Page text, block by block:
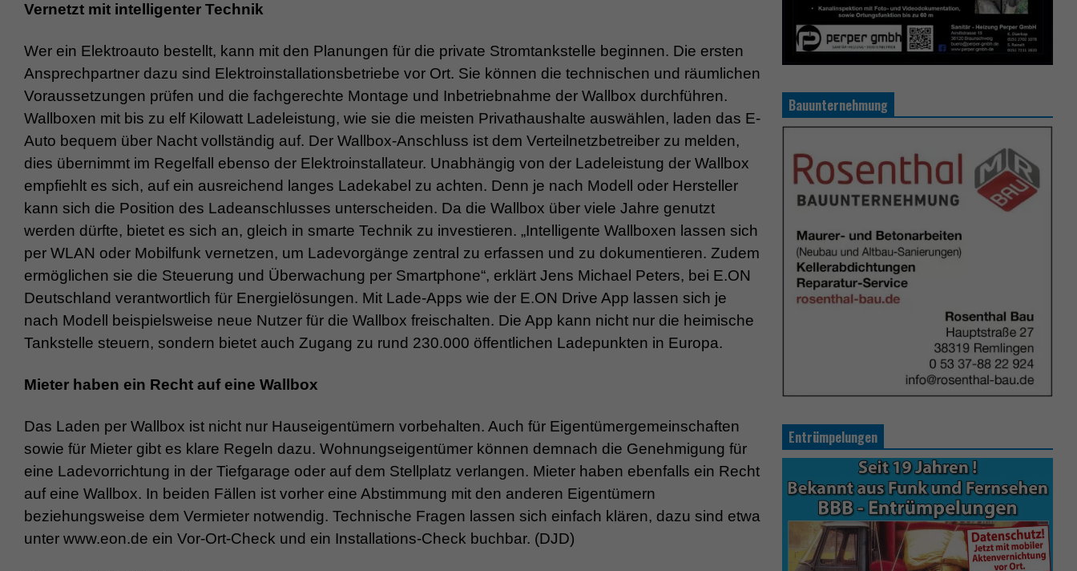
Vernetzt mit intelligenter Technik
Wer ein Elektroauto bestellt, kann mit den Planungen für die private Stromtankstelle beginnen. Die ersten
Ansprechpartner dazu sind Elektroinstallationsbetriebe vor Ort. Sie können die technischen und räumlichen
Voraussetzungen prüfen und die fachgerechte Montage und Inbetriebnahme der Wallbox durchführen.
Wallboxen mit bis zu elf Kilowatt Ladeleistung, wie sie die meisten Privathaushalte auswählen, laden das E-
Auto bequem über Nacht vollständig auf. Der Wallbox-Anschluss ist dem Verteilnetzbetreiber zu melden,
dies übernimmt im Regelfall ebenso der Elektroinstallateur. Unabhängig von der Ladeleistung der Wallbox
empfiehlt es sich, auf ein ausreichend langes Ladekabel zu achten. Denn je nach Modell oder Hersteller
kann sich die Position des Ladeanschlusses unterscheiden. Da die Wallbox über viele Jahre genutzt
werden dürfte, bietet es sich an, gleich in smarte Technik zu investieren. „Intelligente Wallboxen lassen sich
per WLAN oder Mobilfunk vernetzen, um Ladevorgänge zentral zu erfassen und zu dokumentieren. Zudem
ermöglichen sie die Steuerung und Überwachung per Smartphone“, erklärt Jens Michael Peters, bei E.ON
Deutschland verantwortlich für Energielösungen. Mit Lade-Apps wie der E.ON Drive App lassen sich je
nach Modell beispielsweise neue Nutzer für die Wallbox freischalten. Die App kann nicht nur die heimische
Tankstelle steuern, sondern bietet auch Zugang zu rund 230.000 öffentlichen Ladepunkten in Europa.
Mieter haben ein Recht auf eine Wallbox
Das Laden per Wallbox ist nicht nur Hauseigentümern vorbehalten. Auch für Eigentümergemeinschaften
sowie für Mieter gibt es klare Regeln dazu. Wohnungseigentümer können demnach die Genehmigung für
eine Ladevorrichtung in der Tiefgarage oder auf dem Stellplatz verlangen. Mieter haben ebenfalls ein Recht
auf eine Wallbox. In beiden Fällen ist vorher eine Abstimmung mit den anderen Eigentümern
beziehungsweise dem Vermieter notwendig. Technische Fragen lassen sich einfach klären, dazu sind etwa
unter www.eon.de ein Vor-Ort-Check und ein Installations-Check buchbar. (DJD)
Bauunternehmung
Entrümpelungen